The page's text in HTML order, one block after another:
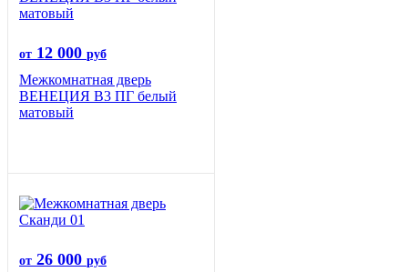
от 12 000 руб
Межкомнатная дверь
ВЕНЕЦИЯ B3 ПГ белый
матовый
от 26 000 руб